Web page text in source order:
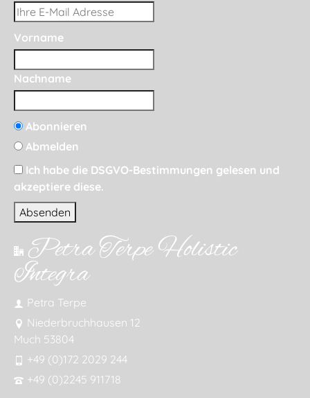
Vorname
Nachname
Abonnieren
Abmelden
Ich habe die DSGVO-Bestimmungen gelesen und
akzeptiere diese.
Petra Terpe Holistic
Integra
Petra Terpe
Niederbruchhausen 12
Much 53804
+49 (0)172 2029 244
+49 (0)2245 911718